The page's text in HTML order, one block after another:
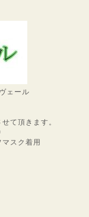
ェール
て頂きます。
スク着用